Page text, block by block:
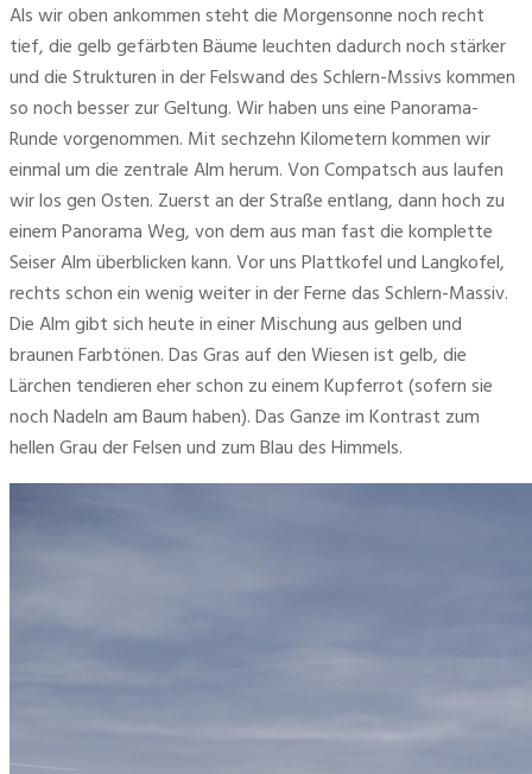
Als wir oben ankommen steht die Morgensonne noch recht
tief, die gelb gefärbten Bäume leuchten dadurch noch stärker
und die Strukturen in der Felswand des Schlern-Mssivs kommen
so noch besser zur Geltung. Wir haben uns eine Panorama-
Runde vorgenommen. Mit sechzehn Kilometern kommen wir
einmal um die zentrale Alm herum. Von Compatsch aus laufen
wir los gen Osten. Zuerst an der Straße entlang, dann hoch zu
einem Panorama Weg, von dem aus man fast die komplette
Seiser Alm überblicken kann. Vor uns Plattkofel und Langkofel,
rechts schon ein wenig weiter in der Ferne das Schlern-Massiv.
Die Alm gibt sich heute in einer Mischung aus gelben und
braunen Farbtönen. Das Gras auf den Wiesen ist gelb, die
Lärchen tendieren eher schon zu einem Kupferrot (sofern sie
noch Nadeln am Baum haben). Das Ganze im Kontrast zum
hellen Grau der Felsen und zum Blau des Himmels.